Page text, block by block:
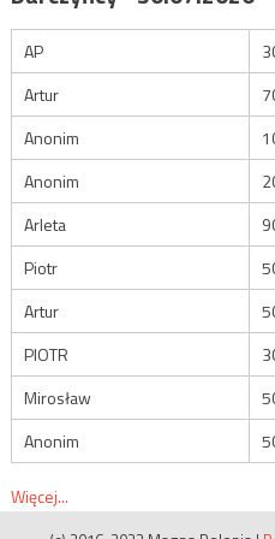
AP
Artur
Anonim
Anonim
Arleta
Piotr
Artur
PIOTR
Mirosław
Anonim
Więcej...